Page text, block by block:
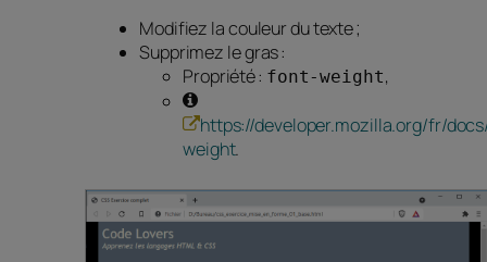
Modifiez la couleur du texte ;
Supprimez le gras :
Propriété : font-weight,
https://developer.mozilla.org/fr/
weight.